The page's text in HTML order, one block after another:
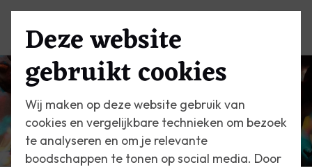
Deze website
gebruikt cookies
Wij maken op deze website gebruik van
cookies en vergelijkbare technieken om bezoek
te analyseren en om je relevante
boodschappen te tonen op social media. Door